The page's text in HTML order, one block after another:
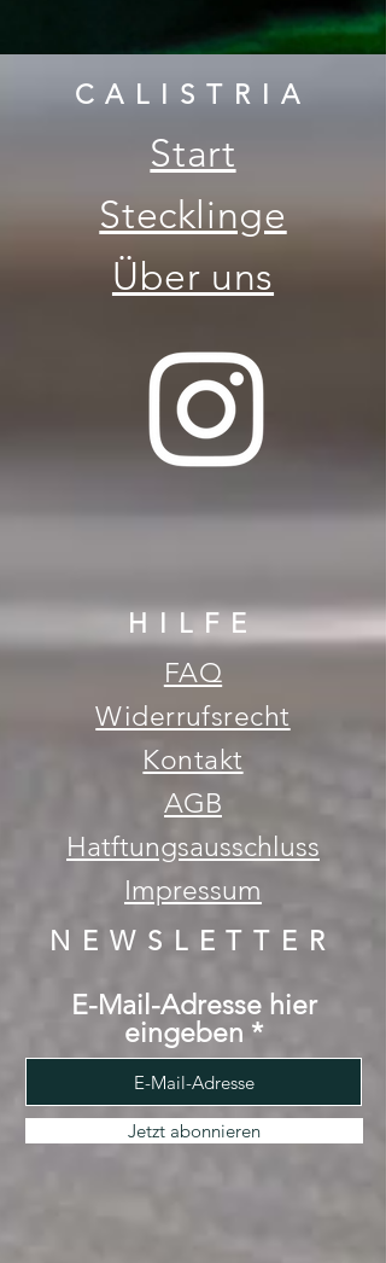
CALISTRIA
Start
Stecklinge
Über uns
HILFE
FAQ
Widerrufsrecht
Kontakt
AGB
Hatftungsausschluss
Impressum
NEWSLETTER
E-Mail-Adresse hier
eingeben
Jetzt abonnieren